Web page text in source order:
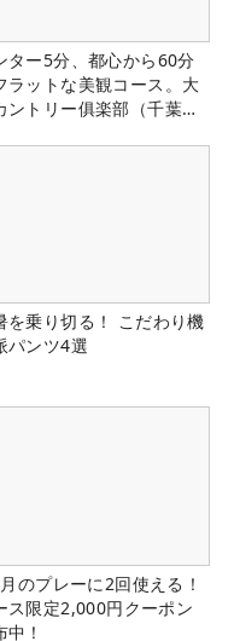
ター5分、都心から60分
ラットな美観コース。大
ントリー俱楽部（千葉
を乗り切る！ こだわり機
パンツ4選
のプレーに2回使える！
ス限定2,000円クーポン
中！